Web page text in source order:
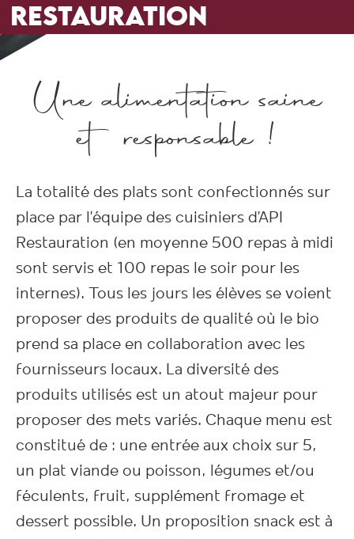
RESTAURATION
Une alimentation saine
et responsable !
La totalité des plats sont confectionnés sur
place par l’équipe des cuisiniers d’API
Restauration (en moyenne 500 repas à midi
sont servis et 100 repas le soir pour les
internes). Tous les jours les élèves se voient
proposer des produits de qualité où le bio
prend sa place en collaboration avec les
fournisseurs locaux. La diversité des
produits utilisés est un atout majeur pour
proposer des mets variés. Chaque menu est
constitué de : une entrée aux choix sur 5,
un plat viande ou poisson, légumes et/ou
féculents, fruit, supplément fromage et
dessert possible. Un proposition snack est à